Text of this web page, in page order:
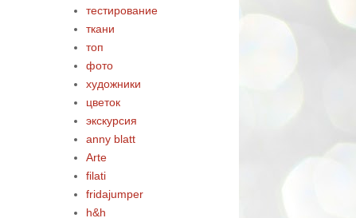
тестирование
ткани
топ
фото
художники
цветок
экскурсия
anny blatt
Arte
filati
fridajumper
h&h